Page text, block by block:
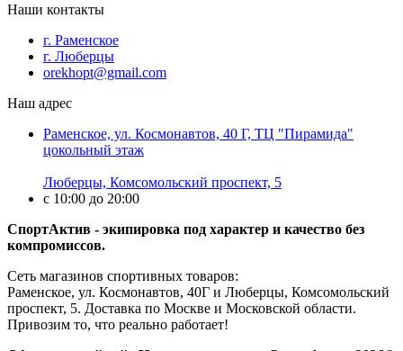
Наши контакты
г. Раменское
г. Люберцы
orekhopt@gmail.com
Наш адрес
Раменское, ул. Космонавтов, 40 Г, ТЦ "Пирамида"
цокольный этаж
Люберцы, Комсомольский проспект, 5
с 10:00 до 20:00
СпортАктив - экипировка под характер и качество без
компромиссов.
Сеть магазинов спортивных товаров:
Раменское, ул. Космонавтов, 40Г и Люберцы, Комсомольский
проспект, 5. Доставка по Москве и Московской области.
Привозим то, что реально работает!